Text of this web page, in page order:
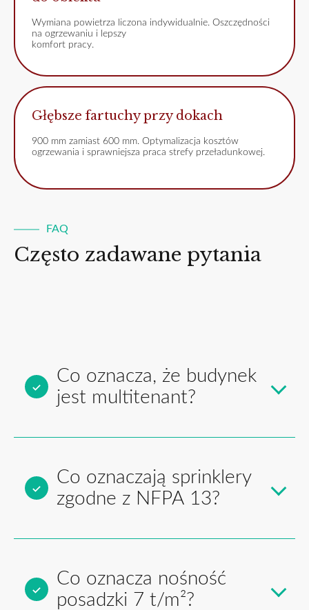
Wymiana powietrza liczona indywidualnie. Oszczędności
na ogrzewaniu i lepszy
komfort pracy.
Głębsze fartuchy przy dokach
900 mm zamiast 600 mm. Optymalizacja kosztów
ogrzewania i sprawniejsza praca strefy przeładunkowej.
FAQ
Często zadawane pytania
Co oznacza, że budynek
jest multitenant?
Co oznaczają sprinklery
zgodne z NFPA 13?
Co oznacza nośność
posadzki 7 t/m²?